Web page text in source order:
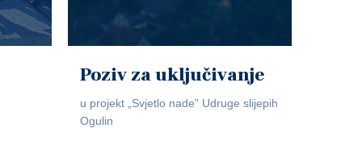
Poziv za uključivanje
u projekt „Svjetlo nade” Udruge slijepih
Ogulin